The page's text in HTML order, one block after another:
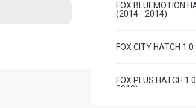
FOX BLUEMOTION
(2014 - 2014)
FOX CITY HATCH
FOX PLUS HATCH
2010)